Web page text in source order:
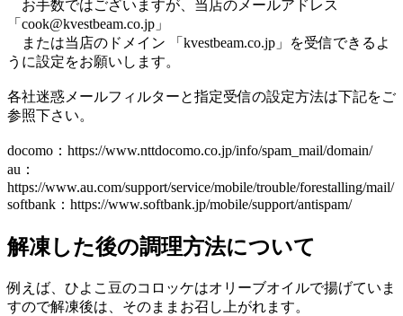
お手数ではございますが、当店のメールアドレス
「cook@kvestbeam.co.jp」
または当店のドメイン 「kvestbeam.co.jp」を受信できるよ
うに設定をお願いします。
各社迷惑メールフィルターと指定受信の設定方法は下記をご
参照下さい。
docomo：https://www.nttdocomo.co.jp/info/spam_mail/domain/
au：
https://www.au.com/support/service/mobile/trouble/forestalling/mail/
softbank：https://www.softbank.jp/mobile/support/antispam/
解凍した後の調理方法について
例えば、ひよこ豆のコロッケはオリーブオイルで揚げていま
すので解凍後は、そのままお召し上がれます。